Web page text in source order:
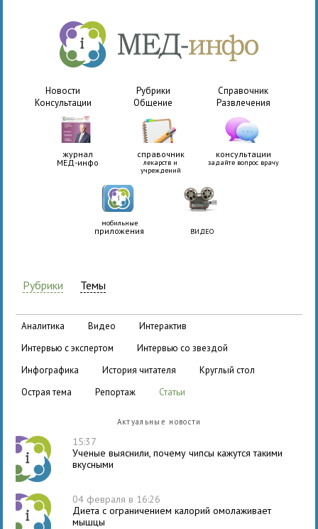
Новости Рубрики
Справочник
Консультации
Общение Развлечения
журнал
МЕД-инфо
справочник
лекарств и
учреждений
консультации
задайте вопрос врачу
мобильные
приложения ВИДЕО
Рубрики Темы
аналитика видео
интерактив
интервью с экспертом
интервью со звездой
инфографика
история читателя
круглый стол
острая тема
репортаж статьи
Актуальные новости
15:37
Ученые выяснили, почему чипсы кажутся такими
вкусными
04 февраля в 16:26
Диета с ограничением калорий омолаживает
мышцы